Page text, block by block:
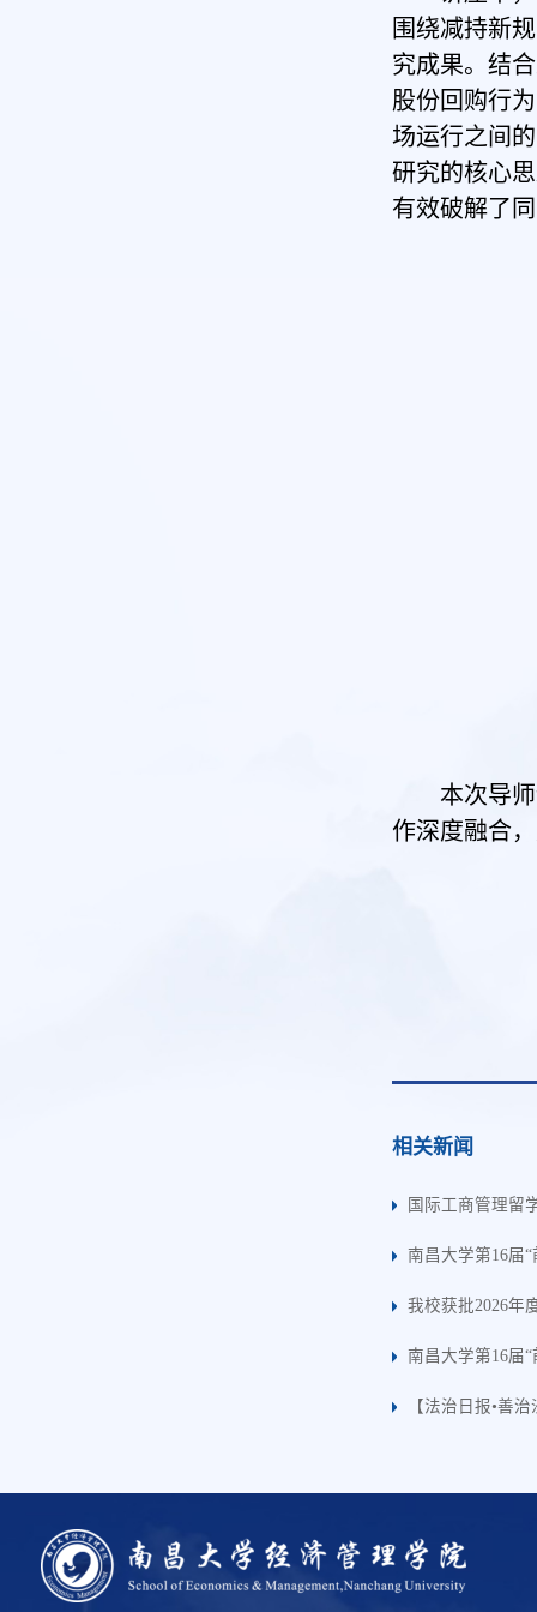
围绕减持新
究成果。结
股份回购行
场运行之间
研究的核心
有效破解了
本次导
作深度融合
相关新闻
国际工商管理留
南昌大学第16届
我校获批2026年
南昌大学第16届
【法治日报•善